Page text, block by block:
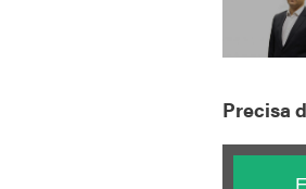
Precisa